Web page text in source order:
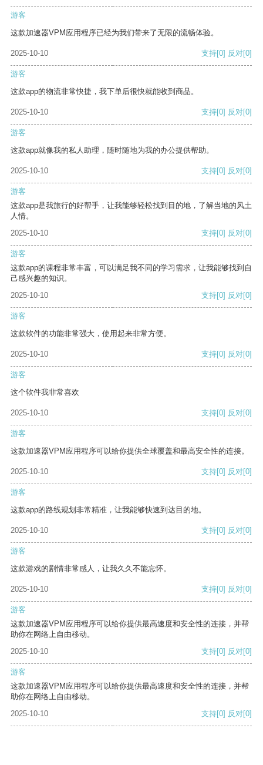
游客
这款加速器VPM应用程序已经为我们带来了无限的流畅体验。
2025-10-10 支持[0] 反对[0]
游客
这款app的物流非常快捷，我下单后很快就能收到商品。
2025-10-10 支持[0] 反对[0]
游客
这款app就像我的私人助理，随时随地为我的办公提供帮助。
2025-10-10 支持[0] 反对[0]
游客
这款app是我旅行的好帮手，让我能够轻松找到目的地，了解当地的风土
人情。
2025-10-10
支持[0] 反对[0]
游客
这款app的课程非常丰富，可以满足我不同的学习需求，让我能够找到自
己感兴趣的知识。
2025-10-10
支持[0] 反对[0]
游客
这款软件的功能非常强大，使用起来非常方便。
2025-10-10 支持[0] 反对[0]
游客
这个软件我非常喜欢
2025-10-10 支持[0] 反对[0]
游客
这款加速器VPM应用程序可以给你提供全球覆盖和最高安全性的连接。
2025-10-10 支持[0] 反对[0]
游客
这款app的路线规划非常精准，让我能够快速到达目的地。
2025-10-10 支持[0] 反对[0]
游客
这款游戏的剧情非常感人，让我久久不能忘怀。
2025-10-10 支持[0] 反对[0]
游客
这款加速器VPM应用程序可以给你提供最高速度和安全性的连接，并帮
助你在网络上自由移动。
2025-10-10
支持[0] 反对[0]
游客
这款加速器VPM应用程序可以给你提供最高速度和安全性的连接，并帮
助你在网络上自由移动。
2025-10-10
支持[0] 反对[0]